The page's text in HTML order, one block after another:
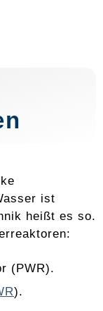
ist
heißt es so.
(PWR).
).